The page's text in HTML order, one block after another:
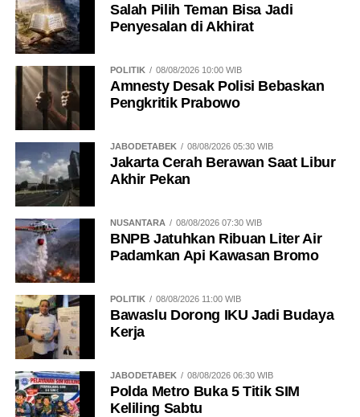
Salah Pilih Teman Bisa Jadi
Penyesalan di Akhirat
POLITIK 08/08/2026 10:00 WIB
Amnesty Desak Polisi Bebaskan
Pengkritik Prabowo
JABODETABEK 08/08/2026 05:30 WIB
Jakarta Cerah Berawan Saat Libur
Akhir Pekan
NUSANTARA 08/08/2026 07:30 WIB
BNPB Jatuhkan Ribuan Liter Air
Padamkan Api Kawasan Bromo
POLITIK 08/08/2026 11:00 WIB
Bawaslu Dorong IKU Jadi Budaya
Kerja
JABODETABEK 08/08/2026 06:30 WIB
Polda Metro Buka 5 Titik SIM
Keliling Sabtu